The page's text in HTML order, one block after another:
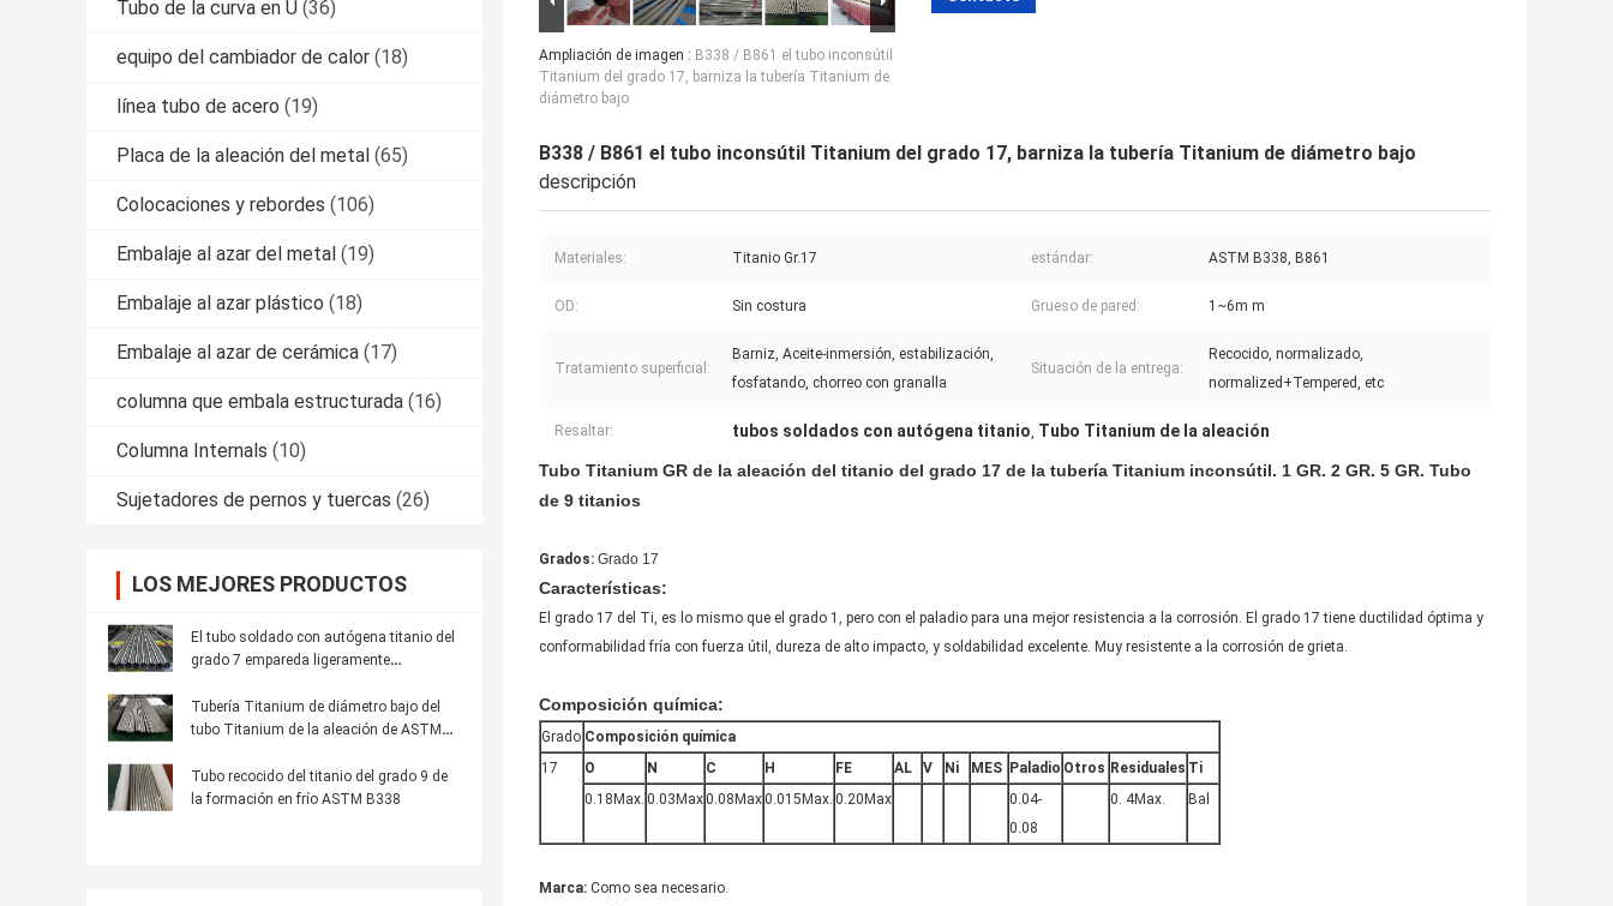
Tubo de la curva en U (36)
equipo del cambiador de calor (18)
línea tubo de acero (19)
Placa de la aleación del metal (65)
Colocaciones y rebordes (106)
Embalaje al azar del metal (19)
Embalaje al azar plástico (18)
Embalaje al azar de cerámica (17)
columna que embala estructurada (16)
Columna Internals (10)
Sujetadores de pernos y tuercas (26)
LOS MEJORES PRODUCTOS
El tubo soldado con autógena titanio del
grado 7 empareda ligeramente
resistencia de la tubería Titanium
Tubería Titanium de diámetro bajo del
tubo Titanium de la aleación de ASTM
superficie
Tubo recocido del titanio del grado 9 de
la formación en frío ASTM B338
Ampliación de imagen : B338 / B861 el tubo inconsútil
Titanium del grado 17, barniza la tubería Titanium de
diámetro bajo
B338 / B861 el tubo inconsútil Titanium del grado 17, barniza la tubería Titanium de diámetro bajo
descripción
Materiales: Titanio Gr.17 estándar: ASTM B338, B861
OD: Sin costura Grueso de pared: 1~6m m
Tratamiento superficial:
Barniz, Aceite-inmersión, estabilización,
fosfatando, chorreo con granalla
Situación de la entrega:
Recocido, normalizado,
normalized+Tempered, etc
Resaltar: tubos soldados con autógena titanio, Tubo Titanium de la aleación
Tubo Titanium GR de la aleación del titanio del grado 17 de la tubería Titanium inconsútil. 1 GR. 2 GR. 5 GR. Tubo
de 9 titanios
Grados: Grado 17
Características:
El grado 17 del Ti, es lo mismo que el grado 1, pero con el paladio para una mejor resistencia a la corrosión. El grado 17 tiene ductilidad óptima y
conformabilidad fría con fuerza útil, dureza de alto impacto, y soldabilidad excelente. Muy resistente a la corrosión de grieta.
Composición química:
Grado Composición química
17
O N C H FE AL V Ni MES Paladio Otros Residuales Ti
0.18Max. 0.03Max0.08Max0.015Max. 0.20Max
0.04-
0.08
0. 4Max. Bal
Marca: Como sea necesario.